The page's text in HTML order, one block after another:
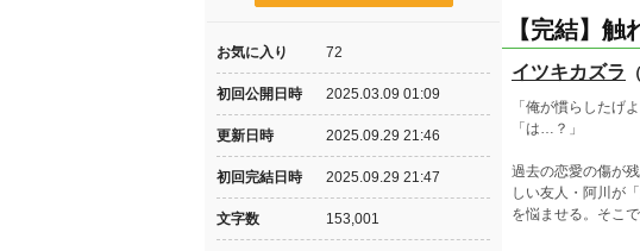
【完結】触
イツキカズラ
「俺が慣らしたげ
「は…？」
過去の恋愛の傷が
しい友人・阿川が
を悩ませる。そこ
お気に入り 72
初回公開日時 2025.03.09 01:09
更新日時 2025.09.29 21:46
初回完結日時 2025.09.29 21:47
文字数 153,001